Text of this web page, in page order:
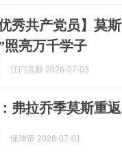
优秀共产党员】莫
照亮万千学子
江门高新 2026-07-03
弗拉乔季莫斯重
懂球帝 2026-07-01